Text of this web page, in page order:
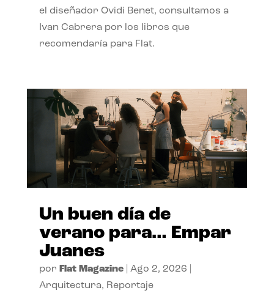
el diseñador Ovidi Benet, consultamos a
Ivan Cabrera por los libros que
recomendaría para Flat.
Un buen día de
verano para… Empar
Juanes
por Flat Magazine| Ago 2, 2026
Arquitectura, Reportaje